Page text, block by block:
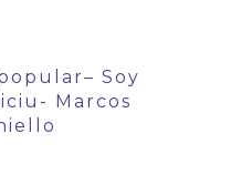
Soy
Marcos